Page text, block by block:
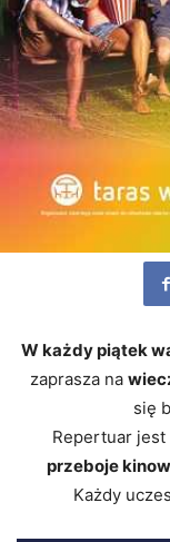
W każdy piątek
zaprasza na
się
Repertuar
przeboje
Każdy